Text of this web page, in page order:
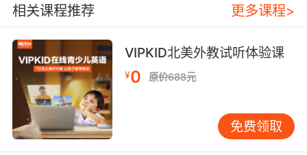
do love。就是强调句当中的助动词。那么do是助
动词，强调这个love。I do love you。那么当然
如果表否定呢，I don’t love you，那么don’t
love。也是助动词，再加上一个动词的整体的谓
语的结构，所以这个呢我们叫做助动词。
助动词当中有一类特别常见的，也是助动词当中
的一个分类当中最重要的，是什么呢？叫情态动
相关课程推荐 更多课程>
VIPKID北美外教试听体验课
¥0 原价688元
免费领取